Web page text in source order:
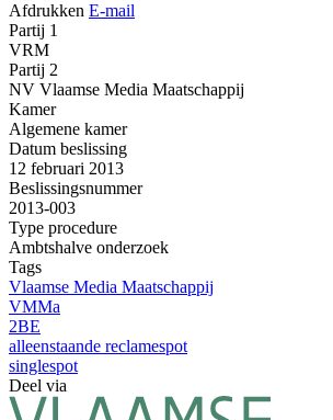
Afdrukken E-mail
Partij 1
VRM
Partij 2
NV Vlaamse Media Maatschappij
Kamer
Algemene kamer
Datum beslissing
12 februari 2013
Beslissingsnummer
2013-003
Type procedure
Ambtshalve onderzoek
Tags
Vlaamse Media Maatschappij
VMMa
2BE
alleenstaande reclamespot
singlespot
Deel via